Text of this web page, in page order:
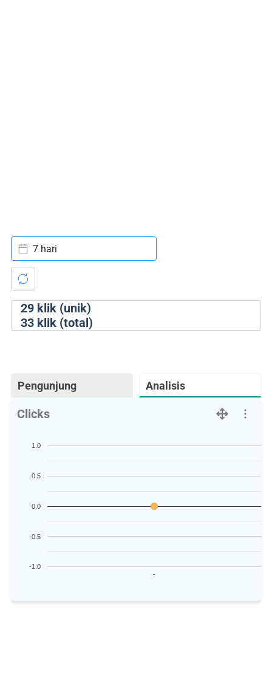
29klik (unik)
33klik (total)
7 hari
Pengunjung Analisis
Clicks
-
-1.0
-0.5
0.0
0.5
1.0